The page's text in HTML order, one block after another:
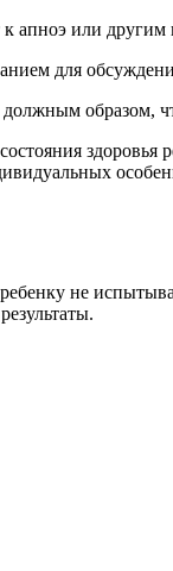
апноэ или
для
образом,
здоровья
не